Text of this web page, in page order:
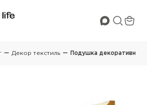
Декор текстиль Подушка декоративная